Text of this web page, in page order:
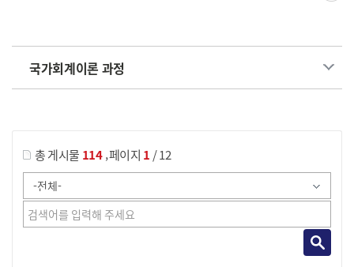
국가회계이론 과정
총 게시물 114,페이지 1 / 12